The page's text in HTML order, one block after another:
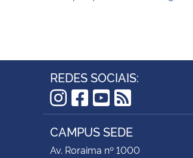
REDES SOCIAIS:
Instagram
Facebook
YouTube
RSS
CAMPUS SEDE
Av. Roraima nº 1000